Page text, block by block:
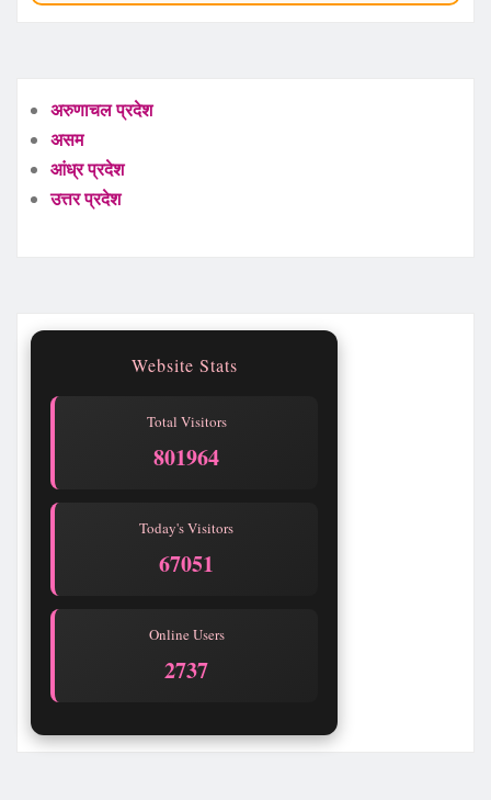
अरुणाचल प्रदेश
असम
आंध्र प्रदेश
उत्तर प्रदेश
Website Stats
Total Visitors
801965
Today's Visitors
67052
Online Users
2740